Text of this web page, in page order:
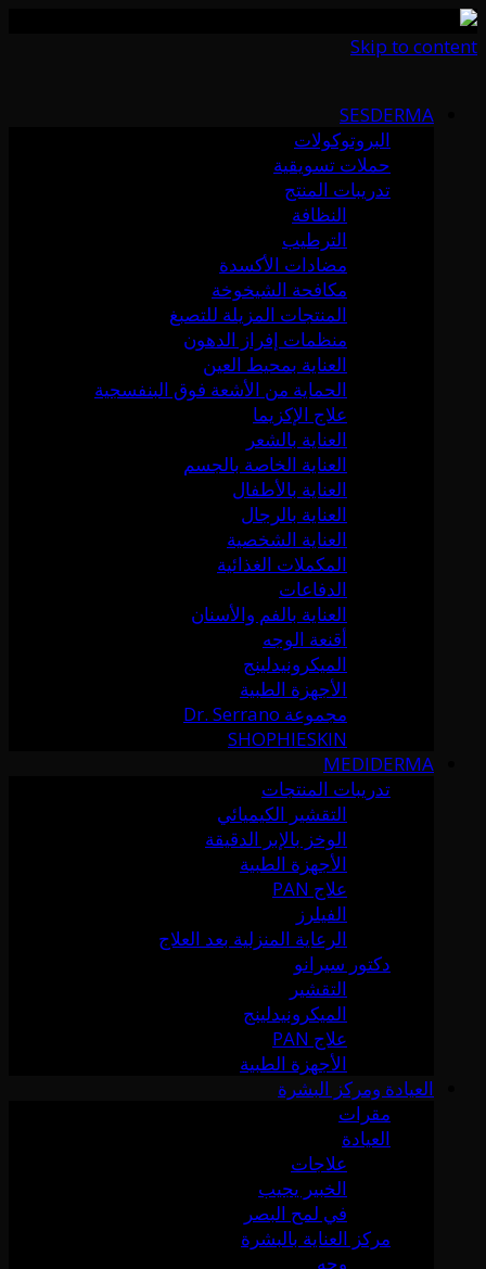
Skip to content
SESDERMA
البروتوكولات
حملات تسويقية
تدريبات المنتج
النظافة
الترطيب
مضادات الأكسدة
مكافحة الشيخوخة
المنتجات المزيلة للتصبغ
منظمات إفراز الدهون
العناية بمحيط العين
الحماية من الأشعة فوق البنفسجية
علاج الإكزيما
العناية بالشعر
العناية الخاصة بالجسم
العناية بالأطفال
العناية بالرجال
العناية الشخصية
المكملات الغذائية
الدفاعات
العناية بالفم والأسنان
أقنعة الوجه
الميكرونيدلينج
الأجهزة الطبية
مجموعة Dr. Serrano
SHOPHIESKIN
MEDIDERMA
تدريبات المنتجات
التقشير الكيميائي
الوخز بالإبر الدقيقة
الأجهزة الطبية
علاج PAN
الفيلرز
الرعاية المنزلية بعد العلاج
دكتور سيرانو
التقشير
الميكرونيدلينج
علاج PAN
الأجهزة الطبية
العيادة ومركز البشرة
مقرات
العيادة
علاجات
الخبير يجيب
في لمح البصر
مركز العناية بالبشرة
وجه